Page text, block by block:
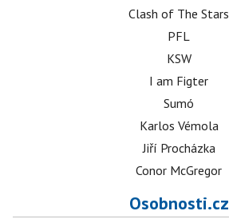
Clash of The Stars
PFL
KSW
I am Figter
Sumó
Karlos Vémola
Jiří Procházka
Conor McGregor
Osobnosti.cz